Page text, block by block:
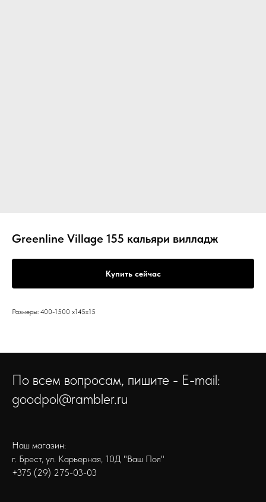
Greenline Village 155 кальяри вилладж
Купить сейчас
Размеры: 400-1500 x145x15
По всем вопросам, пишите - E-mail:
goodpol@rambler.ru
Наш магазин:
г. Брест, ул. Карьерная, 10Д "Ваш Пол"
+375 (29) 275-03-03